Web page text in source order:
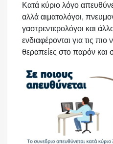
Κατά κύριο λόγο
αλλά αιματολόγοι,
γαστρεντερολόγοι και
ενδιαφέρονται για τις πιο
θεραπείες στο παρόν και